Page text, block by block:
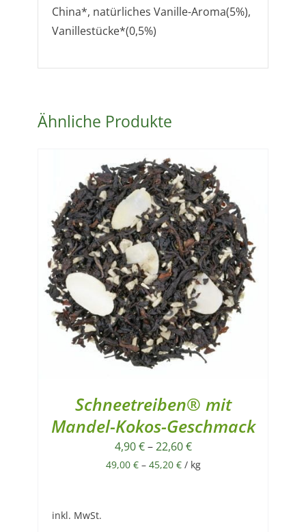
China*, natürliches Vanille-Aroma(5%),
Vanillestücke*(0,5%)
Ähnliche Produkte
Schneetreiben® mit
Mandel-Kokos-Geschmack
4,90€–22,60€
49,00 €– 45,20 €/ kg
inkl. MwSt.